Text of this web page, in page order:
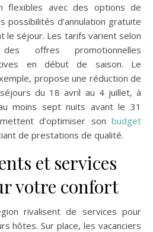
flexibles avec des options de
possibilités d’annulation gratuite
le séjour. Les tarifs varient selon
offres promotionnelles
en début de saison. Le
propose une réduction de
du 18 avril au 4 juillet, à
moins sept nuits avant le 31
d’optimiser son budget
de prestations de qualité.
et services
votre confort
rivalisent de services pour
hôtes. Sur place, les vacanciers